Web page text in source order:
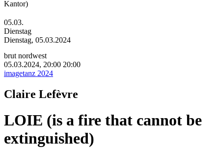
Kantor)
05.03.
Dienstag
Dienstag, 05.03.2024
brut nordwest
05.03.2024, 20:00 20:00
imagetanz 2024
Claire Lefèvre
LOIE (is a fire that cannot be
extinguished)